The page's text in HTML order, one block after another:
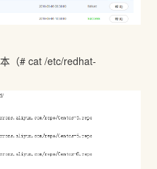
（# cat /etc/redhat-